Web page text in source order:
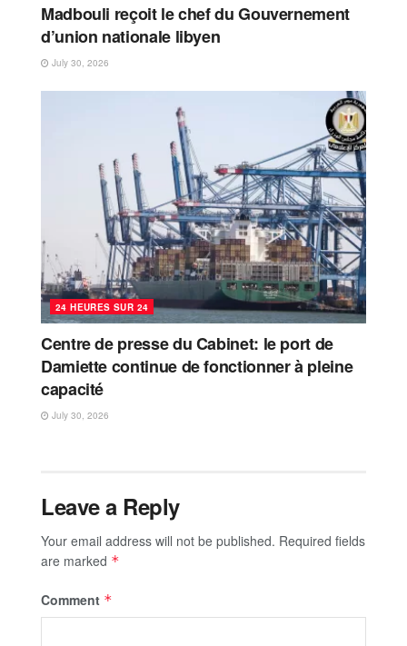
Madbouli reçoit le chef du Gouvernement
d’union nationale libyen
July 30, 2026
24 HEURES SUR 24
Centre de presse du Cabinet: le port de
Damiette continue de fonctionner à pleine
capacité
July 30, 2026
Leave a Reply
Your email address will not be published. Required fields
are marked *
Comment *